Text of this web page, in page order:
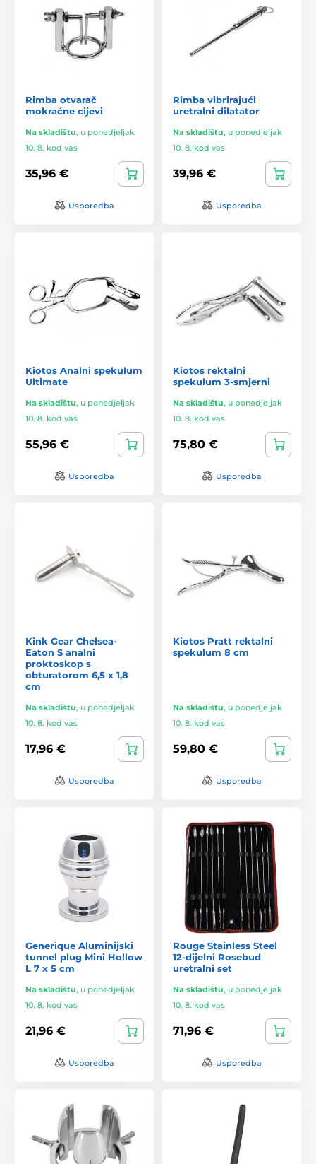
Rimba otvarač
mokraćne cijevi
Na skladištu, u ponedjeljak
10. 8. kod vas
35,96 €
Usporedba
Rimba vibrirajući
uretralni dilatator
Na skladištu, u ponedjeljak
10. 8. kod vas
39,96 €
Usporedba
Kiotos Analni spekulum
Ultimate
Na skladištu, u ponedjeljak
10. 8. kod vas
55,96 €
Usporedba
Kiotos rektalni
spekulum 3-smjerni
Na skladištu, u ponedjeljak
10. 8. kod vas
75,80 €
Usporedba
Kink Gear Chelsea-
Eaton S analni
proktoskop s
obturatorom 6,5 x 1,8
cm
Na skladištu, u ponedjeljak
10. 8. kod vas
17,96 €
Usporedba
Kiotos Pratt rektalni
spekulum 8 cm
Na skladištu, u ponedjeljak
10. 8. kod vas
59,80 €
Usporedba
Generique Aluminijski
tunnel plug Mini Hollow
L 7 x 5 cm
Na skladištu, u ponedjeljak
10. 8. kod vas
21,96 €
Usporedba
Rouge Stainless Steel
12-dijelni Rosebud
uretralni set
Na skladištu, u ponedjeljak
10. 8. kod vas
71,96 €
Usporedba